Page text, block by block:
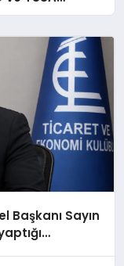
Başkanı Sayın